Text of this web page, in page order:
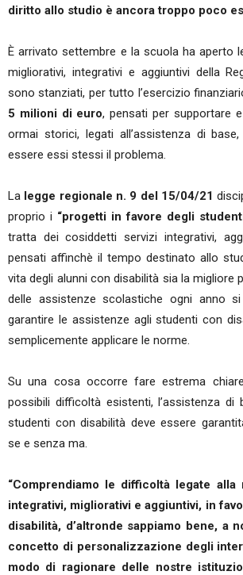
diritto allo studio è ancora troppo poco
È arrivato settembre e la scuola ha aperto
migliorativi, integrativi e aggiuntivi della
sono stanziati, per tutto l’esercizio
5 milioni di euro, pensati per supportare
ormai storici, legati all’assistenza di
essere essi stessi il problema.
La legge regionale n. 9 del 15/04/21
proprio i “progetti in favore degli
tratta dei cosiddetti servizi integrativi,
pensati affinchè il tempo destinato allo
vita degli alunni con disabilità sia la migliore
delle assistenze scolastiche ogni anno
garantire le assistenze agli studenti con
semplicemente applicare le norme.
Su una cosa occorre fare estrema
possibili difficoltà esistenti, l’assistenza di
studenti con disabilità deve essere
se e senza ma.
“Comprendiamo le difficoltà legate
integrativi, migliorativi e aggiuntivi, in
disabilità, d’altronde sappiamo bene, a
concetto di personalizzazione degli
modo di ragionare delle nostre